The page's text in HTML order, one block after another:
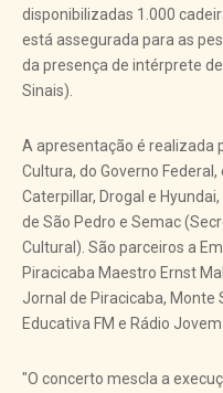
disponibilizadas 1.000
está assegurada para as
da presença de intérprete
Sinais).
A apresentação é realizada
Cultura, do Governo
Caterpillar, Drogal e
de São Pedro e Semac
Cultural). São parceiros a
Piracicaba Maestro Ernst
Jornal de Piracicaba, Monte
Educativa FM e Rádio
"O concerto mescla a